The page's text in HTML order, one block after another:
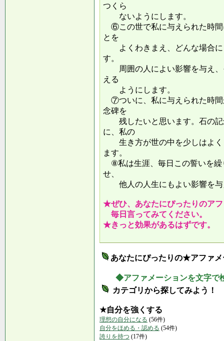
つくら
ないようにします。
⑥この世で私に与えられた時間
とを
よくわきまえ、どんな場合に
す。
周囲の人によい影響を与え、
える
ようにします。
⑦ついに、私に与えられた時間
念碑を
残したいと思います。石の記
に、私の
生き方が世の中を少しはよく
ます。
⑧私は生涯、毎日この誓いを繰
せ、
他人の人生にもよい影響
★ぜひ、あなたにぴったりのア
毎日言ってみてください。
★きっと効果があるはずです。
あなたにぴったりの★アファ
◆アファメーションを文字で
カテゴリから探してみよう！
★自分を強くする
理想の自分になる (56件)
自分をほめる・認める (54件)
誇りを持つ (17件)